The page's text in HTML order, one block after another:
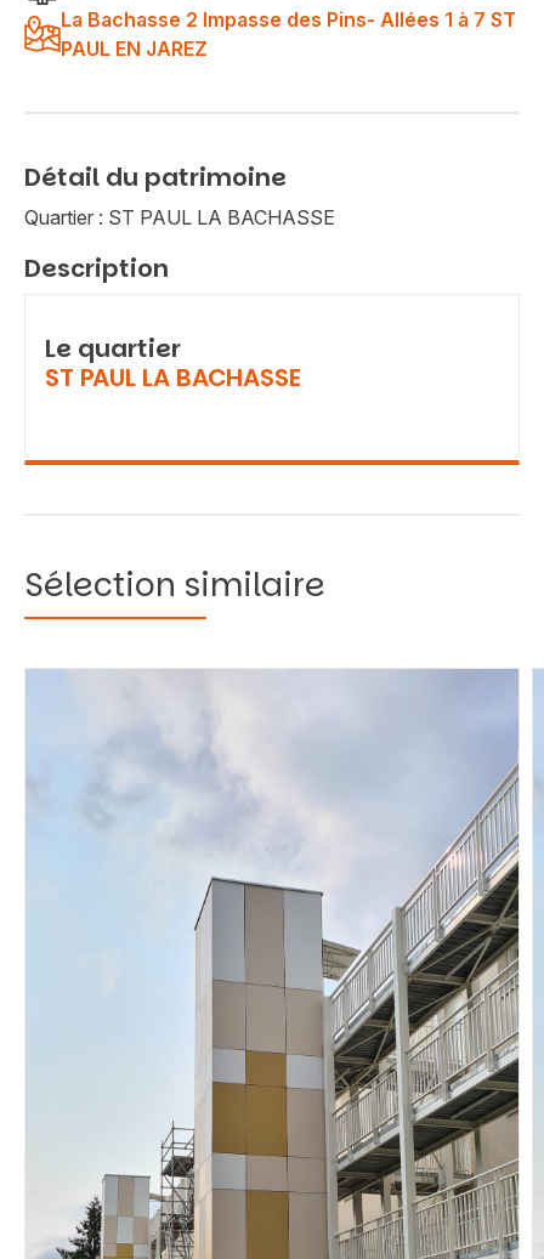
La Bachasse 2 Impasse des Pins- Allées 1 à 7 ST
PAUL EN JAREZ
Détail du patrimoine
Quartier : ST PAUL LA BACHASSE
Description
Le quartier
ST PAUL LA BACHASSE
Sélection similaire